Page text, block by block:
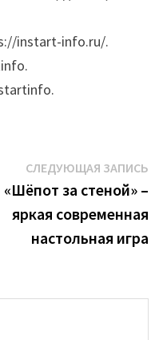
instart-info.ru/.
СЛЕДУЮЩАЯ ЗАПИСЬ
«Шёпот за стеной» –
яркая современная
настольная игра